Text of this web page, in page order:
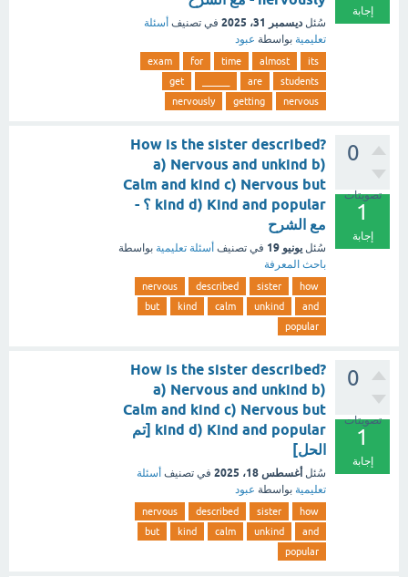
إجابة
سُئل ديسمبر 31، 2025 في تصنيف أسئلة
تعليمية بواسطة عبود
its
almost
time
for
exam
students
are
get
nervous
getting
nervously
0
تصويتات
1
إجابة
How is the sister described?
a) Nervous and unkind b)
Calm and kind c) Nervous but
kind d) Kind and popular ؟ -
مع الشرح
سُئل يونيو 19 في تصنيف أسئلة تعليمية بواسطة
باحث المعرفة
how
sister
described
nervous
and
unkind
calm
kind
but
popular
0
تصويتات
1
إجابة
How is the sister described?
a) Nervous and unkind b)
Calm and kind c) Nervous but
kind d) Kind and popular [تم
الحل]
سُئل أغسطس 18، 2025 في تصنيف أسئلة
تعليمية بواسطة عبود
how
sister
described
nervous
and
unkind
calm
kind
but
popular